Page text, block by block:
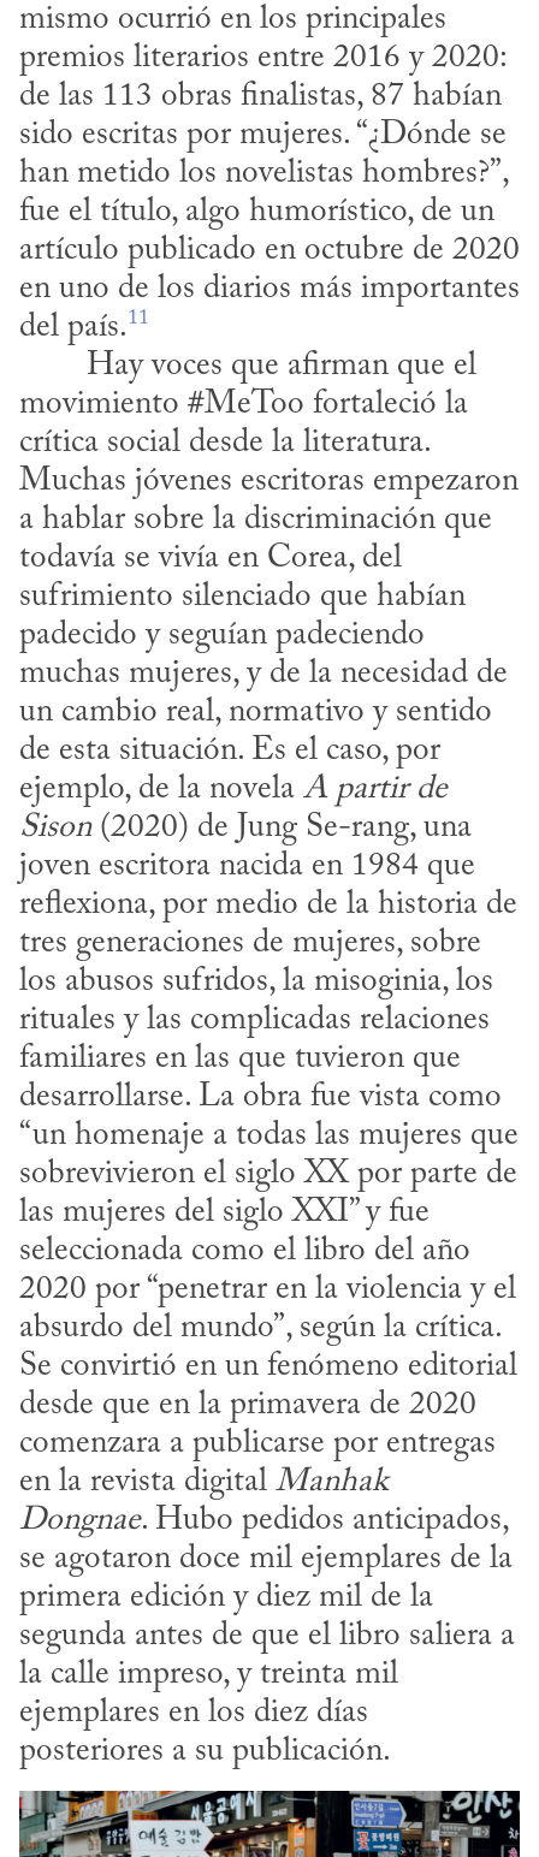
mismo ocurrió en los principales
premios literarios entre 2016 y 2020:
de las 113 obras finalistas, 87 habían
sido escritas por mujeres. “¿Dónde se
han metido los novelistas hombres?”,
fue el título, algo humorístico, de un
artículo publicado en octubre de 2020
en uno de los diarios más importantes
del país.11
movimiento #MeToo fortaleció la
crítica social desde la literatura.
Muchas jóvenes escritoras empezaron
a hablar sobre la discriminación que
todavía se vivía en Corea, del
sufrimiento silenciado que habían
padecido y seguían padeciendo
muchas mujeres, y de la necesidad de
un cambio real, normativo y sentido
de esta situación. Es el caso, por
ejemplo, de la novela A partir de
Sison (2020) de Jung Se-rang, una
joven escritora nacida en 1984 que
reflexiona, por medio de la historia de
tres generaciones de mujeres, sobre
los abusos sufridos, la misoginia, los
rituales y las complicadas relaciones
familiares en las que tuvieron que
desarrollarse. La obra fue vista como
“un homenaje a todas las mujeres que
sobrevivieron el siglo XX por parte de
las mujeres del siglo XXI” y fue
seleccionada como el libro del año
2020 por “penetrar en la violencia y el
absurdo del mundo”, según la crítica.
Se convirtió en un fenómeno editorial
desde que en la primavera de 2020
comenzara a publicarse por entregas
en la revista digital Manhak
Dongnae. Hubo pedidos anticipados,
se agotaron doce mil ejemplares de la
primera edición y diez mil de la
segunda antes de que el libro saliera a
la calle impreso, y treinta mil
ejemplares en los diez días
posteriores a su publicación.